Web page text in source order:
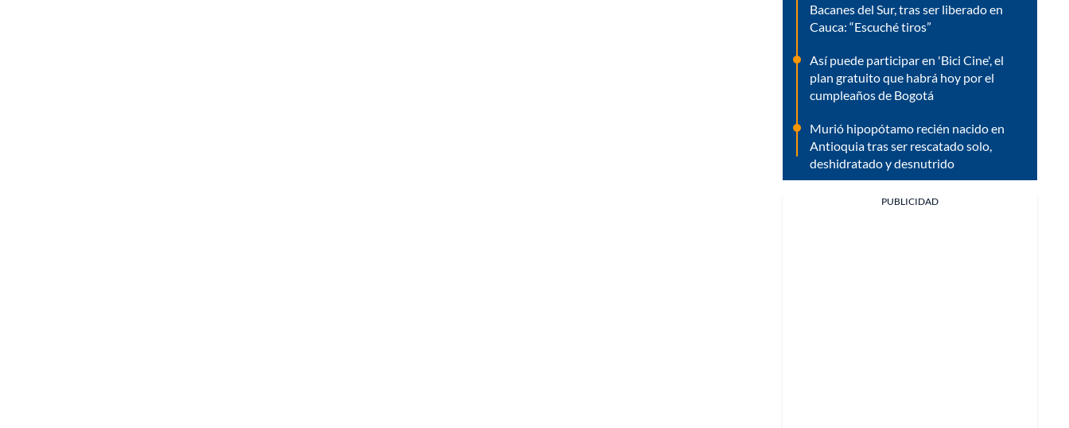
Bacanes del Sur, tras ser liberado en
Cauca: “Escuché tiros”
Así puede participar en 'Bici Cine', el
plan gratuito que habrá hoy por el
cumpleaños de Bogotá
Murió hipopótamo recién nacido en
Antioquia tras ser rescatado solo,
deshidratado y desnutrido
PUBLICIDAD